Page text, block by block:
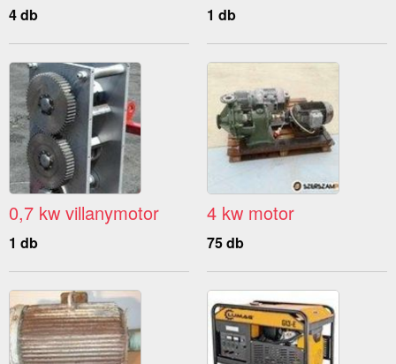
4 db 1 db
0,7 kw villanymotor
1 db
4 kw motor
75 db